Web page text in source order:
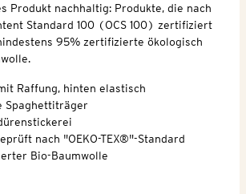
Produkt nachhaltig: Produkte, die nach
Standard 100 (OCS 100) zertifiziert
95% zertifizierte ökologisch
Raffung, hinten elastisch
Spaghettiträger
nach "OEKO-TEX®"-Standard
Bio-Baumwolle